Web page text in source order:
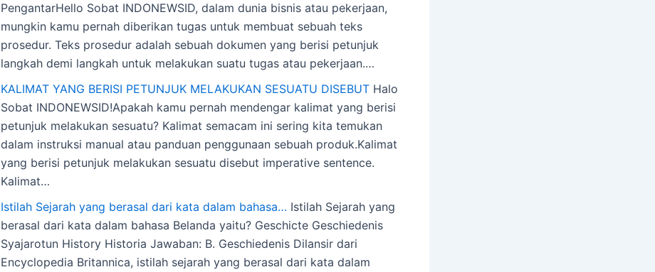
PengantarHello Sobat INDONEWSID, dalam dunia bisnis atau pekerjaan,
mungkin kamu pernah diberikan tugas untuk membuat sebuah teks
prosedur. Teks prosedur adalah sebuah dokumen yang berisi petunjuk
langkah demi langkah untuk melakukan suatu tugas atau pekerjaan.…
KALIMAT YANG BERISI PETUNJUK MELAKUKAN SESUATU DISEBUT Halo
Sobat INDONEWSID!Apakah kamu pernah mendengar kalimat yang berisi
petunjuk melakukan sesuatu? Kalimat semacam ini sering kita temukan
dalam instruksi manual atau panduan penggunaan sebuah produk.Kalimat
yang berisi petunjuk melakukan sesuatu disebut imperative sentence.
Kalimat…
Istilah Sejarah yang berasal dari kata dalam bahasa… Istilah Sejarah yang
berasal dari kata dalam bahasa Belanda yaitu? Geschicte Geschiedenis
Syajarotun History Historia Jawaban: B. Geschiedenis Dilansir dari
Encyclopedia Britannica, istilah sejarah yang berasal dari kata dalam